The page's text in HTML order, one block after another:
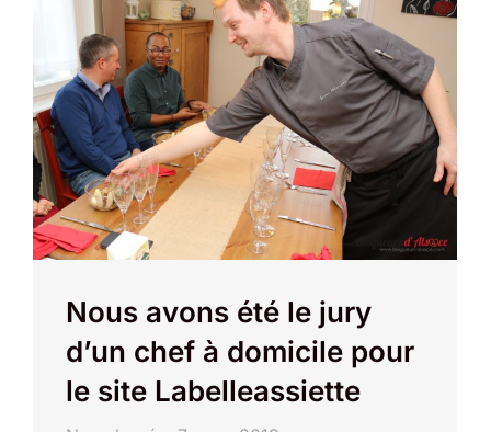
Nous avons été le jury
d’un chef à domicile pour
le site Labelleassiette